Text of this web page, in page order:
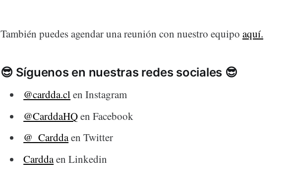
También puedes agendar una reunión con nuestro equipo aquí.
😎 Síguenos en nuestras redes sociales 😎
@cardda.clen Instagram
@CarddaHQen Facebook
@_Carddaen Twitter
Carddaen Linkedin